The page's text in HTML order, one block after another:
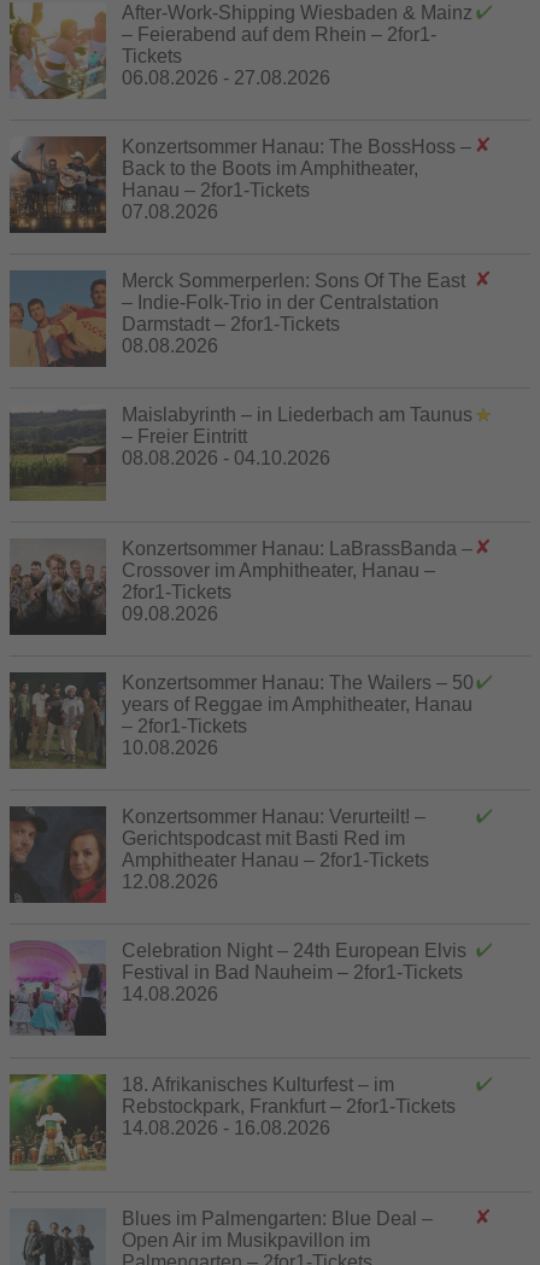
After-Work-Shipping Wiesbaden & Mainz
– Feierabend auf dem Rhein – 2for1-
Tickets
06.08.2026 - 27.08.2026
Konzertsommer Hanau: The BossHoss –
Back to the Boots im Amphitheater,
Hanau – 2for1-Tickets
07.08.2026
Merck Sommerperlen: Sons Of The East
– Indie-Folk-Trio in der Centralstation
Darmstadt – 2for1-Tickets
08.08.2026
Maislabyrinth – in Liederbach am Taunus
– Freier Eintritt
08.08.2026 - 04.10.2026
Konzertsommer Hanau: LaBrassBanda –
Crossover im Amphitheater, Hanau –
2for1-Tickets
09.08.2026
Konzertsommer Hanau: The Wailers – 50
years of Reggae im Amphitheater, Hanau
– 2for1-Tickets
10.08.2026
Konzertsommer Hanau: Verurteilt! –
Gerichtspodcast mit Basti Red im
Amphitheater Hanau – 2for1-Tickets
12.08.2026
Celebration Night – 24th European Elvis
Festival in Bad Nauheim – 2for1-Tickets
14.08.2026
18. Afrikanisches Kulturfest – im
Rebstockpark, Frankfurt – 2for1-Tickets
14.08.2026 - 16.08.2026
Blues im Palmengarten: Blue Deal –
Open Air im Musikpavillon im